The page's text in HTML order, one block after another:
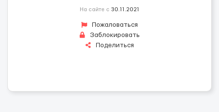
На сайте с 30.11.2021
Пожаловаться
Заблокировать
Поделиться